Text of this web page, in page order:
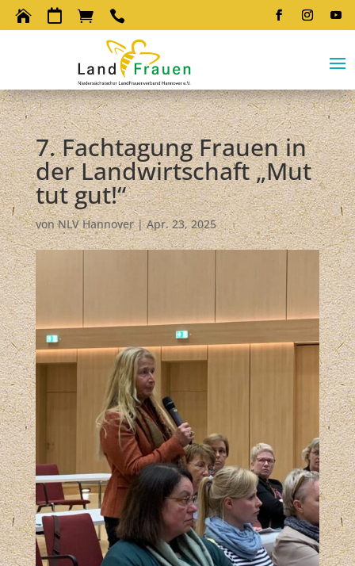
   
7. Fachtagung Frauen in
der Landwirtschaft „Mut
tut gut!“
vonNLV Hannover|Apr. 23, 2025